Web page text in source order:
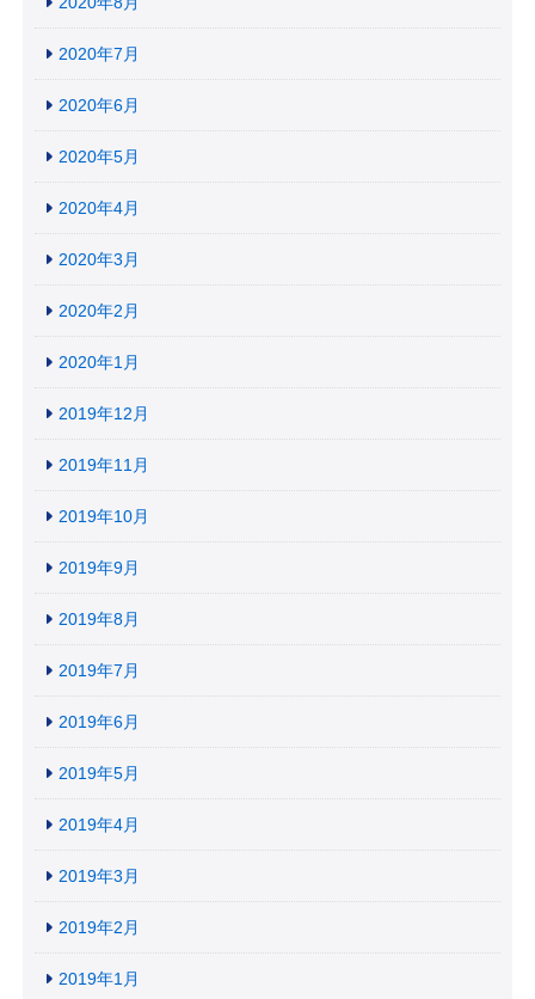
2020年7月
2020年6月
2020年5月
2020年4月
2020年3月
2020年2月
2020年1月
2019年12月
2019年11月
2019年10月
2019年9月
2019年8月
2019年7月
2019年6月
2019年5月
2019年4月
2019年3月
2019年2月
2019年1月